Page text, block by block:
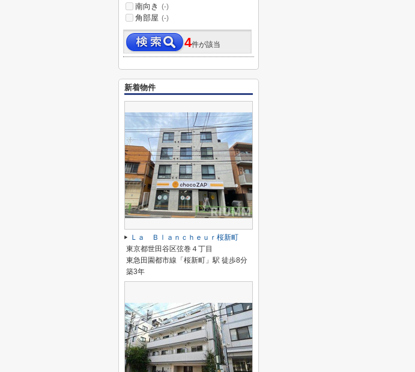
南向き (-)
角部屋 (-)
4件が該当
新着物件
Ｌａ Ｂｌａｎｃｈｅｕｒ桜新町
東京都世田谷区弦巻４丁目
東急田園都市線「桜新町」駅 徒歩8分
築3年